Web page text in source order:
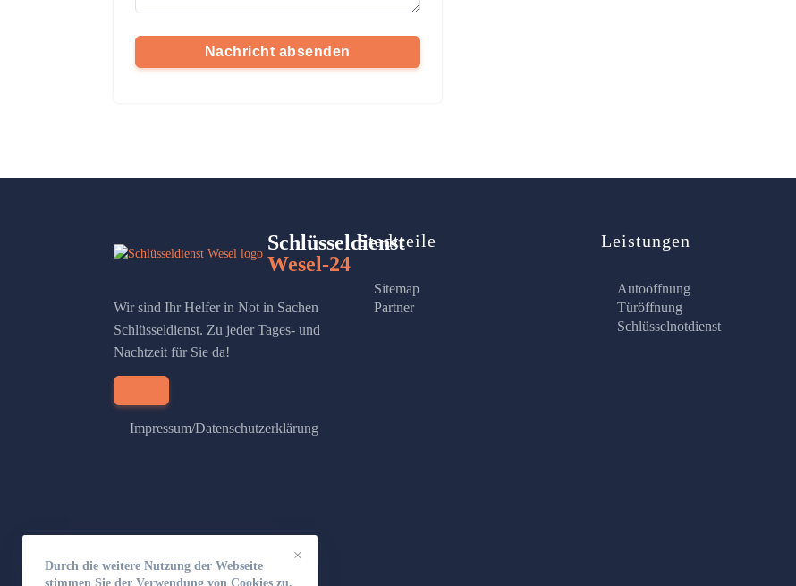
Nachricht absenden
×
Durch die weitere Nutzung der Webseite
stimmen Sie der Verwendung von Cookies zu.
Schlüsseldienst
Wesel-24
Wir sind Ihr Helfer in Not in Sachen
Schlüsseldienst. Zu jeder Tages- und
Nachtzeit für Sie da!
Impressum/Datenschutzerklärung
Stadtteile
Sitemap
Partner
Leistungen
Autoöffnung
Türöffnung
Schlüsselnotdienst